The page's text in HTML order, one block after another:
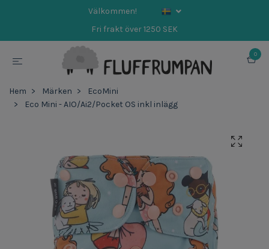
Välkommen!
Fri frakt över 1250 SEK
0
Hem Märken
EcoMini
Eco Mini - AIO/Ai2/Pocket OS inkl inlägg